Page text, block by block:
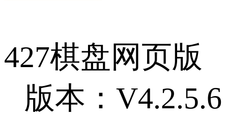
427棋盘网页版
版本：V4.2.5.6